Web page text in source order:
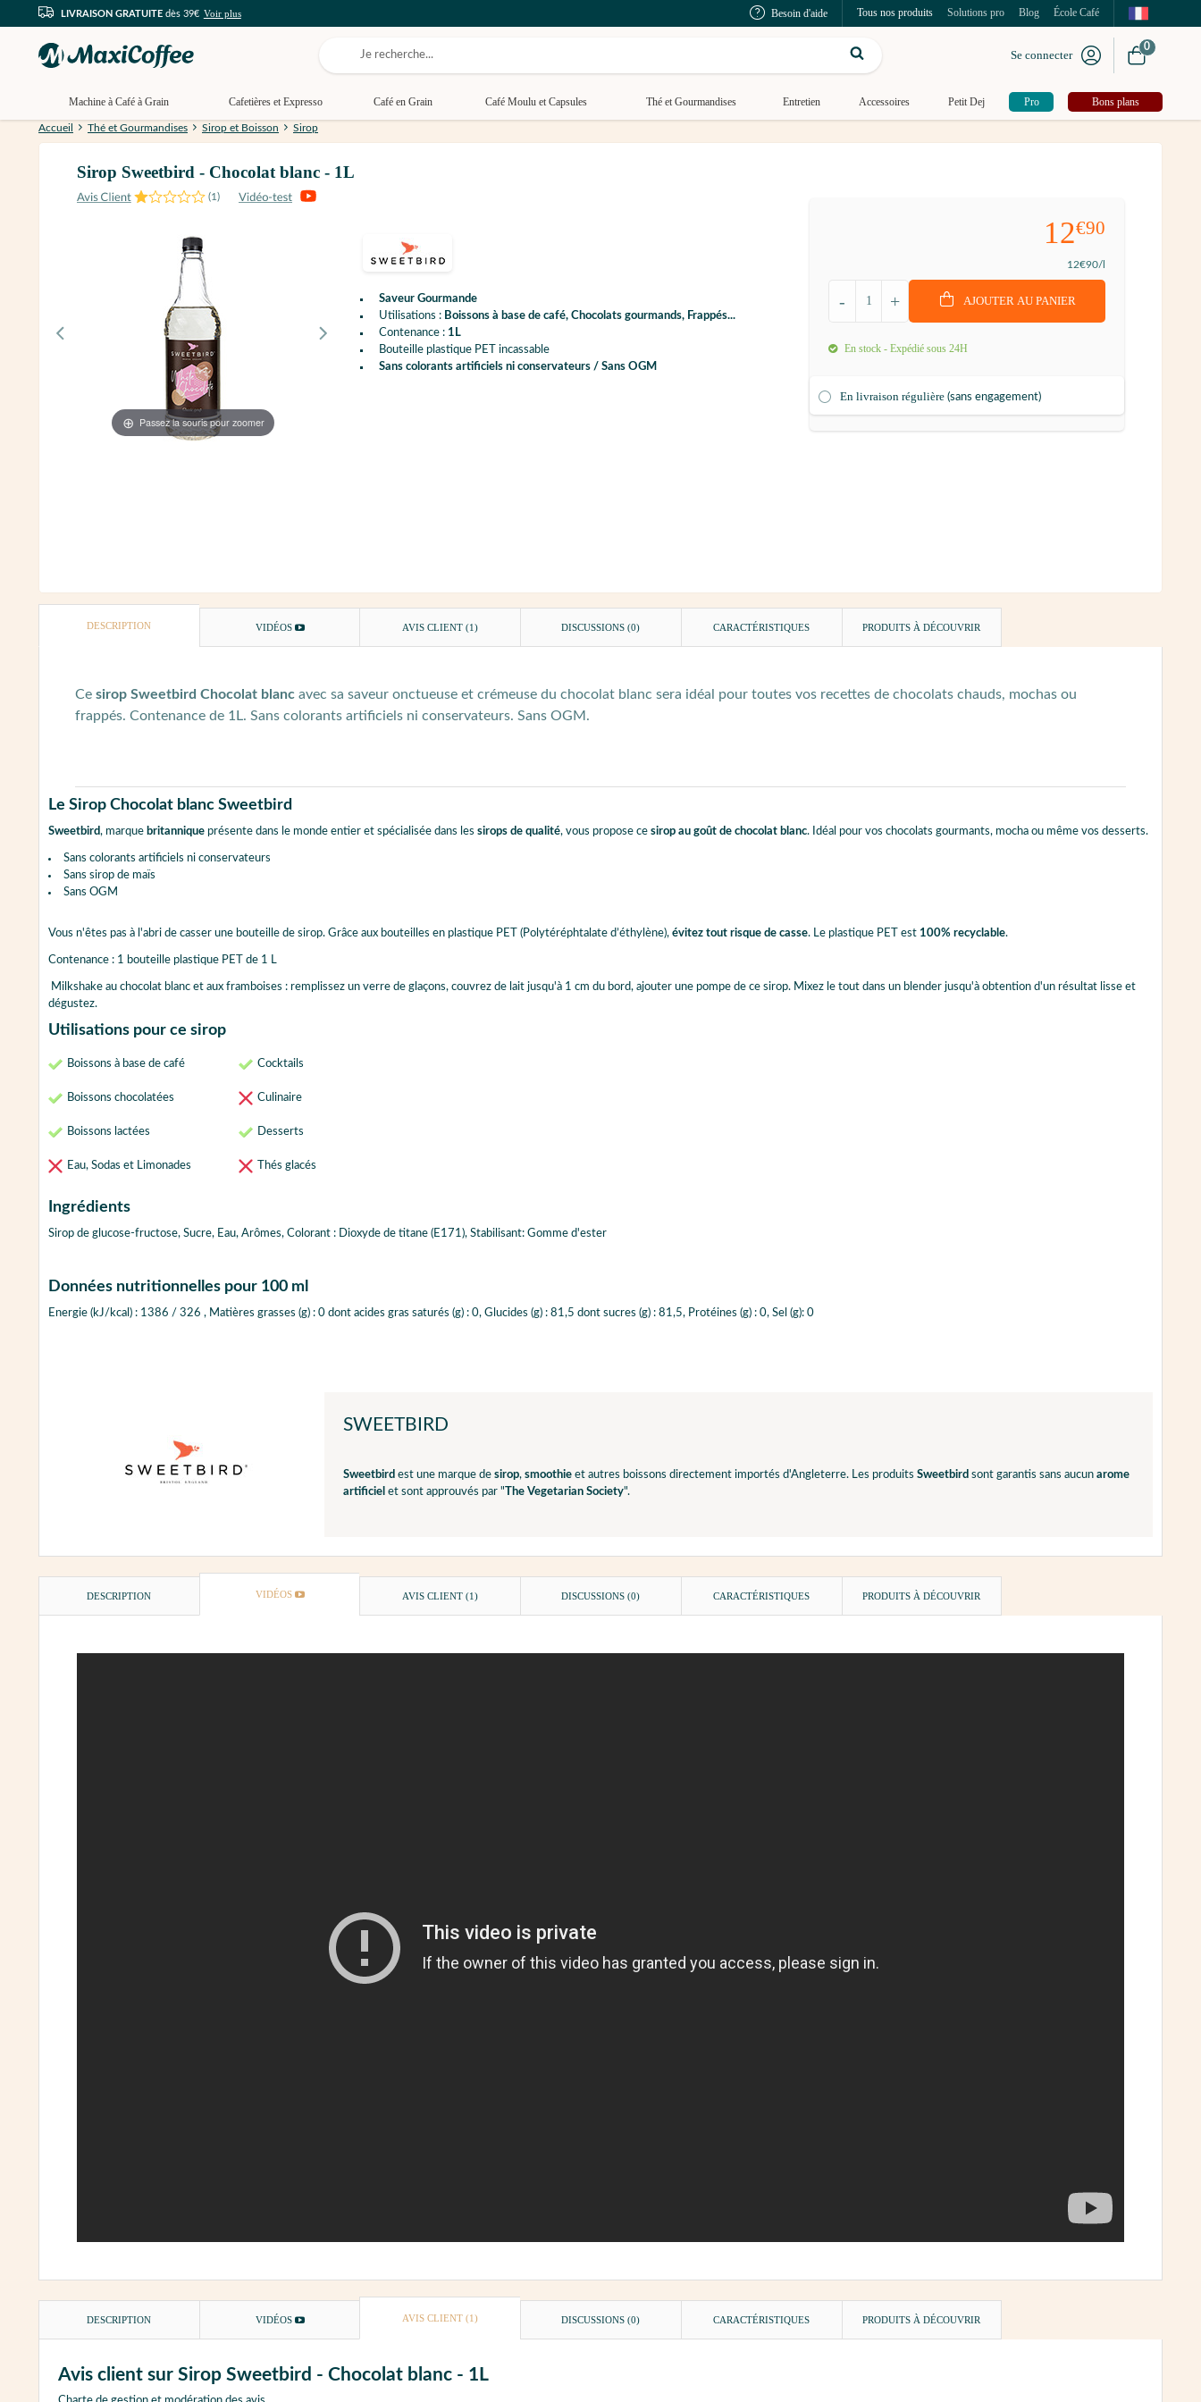
LIVRAISON GRATUITE dès 39€ Voir plus Besoin d'aide Tous nos produits Solutions pro Blog École Café
Se connecter
0
Machine à Café à Grain Cafetières et Expresso Café en Grain Café Moulu et Capsules Thé et Gourmandises Entretien Accessoires Petit Dej Pro Bons plans
Accueil Thé et Gourmandises Sirop et Boisson Sirop
Sirop Sweetbird - Chocolat blanc - 1L
(1)
Passez la souris pour zoomer
Saveur Gourmande
Utilisations : Boissons à base de café, Chocolats gourmands, Frappés...
Contenance : 1L
Bouteille plastique PET incassable
Sans colorants artificiels ni conservateurs / Sans OGM
12€90
12€90/l
+
- AJOUTER AU PANIER
En stock - Expédié sous 24H
En livraison régulière(sans engagement)
DESCRIPTION VIDÉOS AVIS CLIENT(1) DISCUSSIONS (0) CARACTÉRISTIQUES PRODUITS À DÉCOUVRIR
Ce sirop Sweetbird Chocolat blanc avec sa saveur onctueuse et crémeuse du chocolat blanc sera idéal pour toutes vos recettes de chocolats chauds, mochas ou
frappés. Contenance de 1L. Sans colorants artificiels ni conservateurs. Sans OGM.
Le Sirop Chocolat blanc Sweetbird
Sweetbird, marque britannique présente dans le monde entier et spécialisée dans les sirops de qualité, vous propose ce sirop au goût de chocolat blanc. Idéal pour vos chocolats gourmants, mocha ou même vos desserts.
Sans colorants artificiels ni conservateurs
Sans sirop de maïs
Sans OGM
Vous n'êtes pas à l'abri de casser une bouteille de sirop. Grâce aux bouteilles en plastique PET (Polytéréphtalate d’éthylène), évitez tout risque de casse. Le plastique PET est 100% recyclable.
Contenance : 1 bouteille plastique PET de 1 L
Milkshake au chocolat blanc et aux framboises : remplissez un verre de glaçons, couvrez de lait jusqu'à 1 cm du bord, ajouter une pompe de ce sirop. Mixez le tout dans un blender jusqu'à obtention d'un résultat lisse et
dégustez.
Utilisations pour ce sirop
Boissons à base de café
Boissons chocolatées
Boissons lactées
Eau, Sodas et Limonades
Cocktails
Culinaire
Desserts
Thés glacés
Ingrédients
Sirop de glucose-fructose, Sucre, Eau, Arômes, Colorant : Dioxyde de titane (E171), Stabilisant: Gomme d'ester
Données nutritionnelles pour 100 ml
Energie (kJ/kcal) : 1386 / 326 , Matières grasses (g) : 0 dont acides gras saturés (g) : 0, Glucides (g) : 81,5 dont sucres (g) : 81,5, Protéines (g) : 0, Sel (g): 0
SWEETBIRD
Sweetbird est une marque de sirop, smoothie et autres boissons directement importés d'Angleterre. Les produits Sweetbird sont garantis sans aucun arome
artificiel et sont approuvés par " The Vegetarian Society".
DESCRIPTION VIDÉOS AVIS CLIENT(1) DISCUSSIONS (0) CARACTÉRISTIQUES PRODUITS À DÉCOUVRIR
DESCRIPTION VIDÉOS AVIS CLIENT(1) DISCUSSIONS (0) CARACTÉRISTIQUES PRODUITS À DÉCOUVRIR
Avis client sur Sirop Sweetbird - Chocolat blanc - 1L